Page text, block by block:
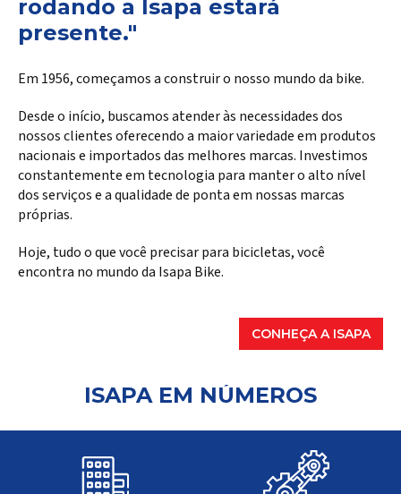
rodando a Isapa estará
presente."
Em 1956, começamos a construir o nosso mundo da bike.
Desde o início, buscamos atender às necessidades dos
nossos clientes oferecendo a maior variedade em produtos
nacionais e importados das melhores marcas. Investimos
constantemente em tecnologia para manter o alto nível
dos serviços e a qualidade de ponta em nossas marcas
próprias.
Hoje, tudo o que você precisar para bicicletas, você
encontra no mundo da Isapa Bike.
CONHEÇA A ISAPA
ISAPA EM NÚMEROS